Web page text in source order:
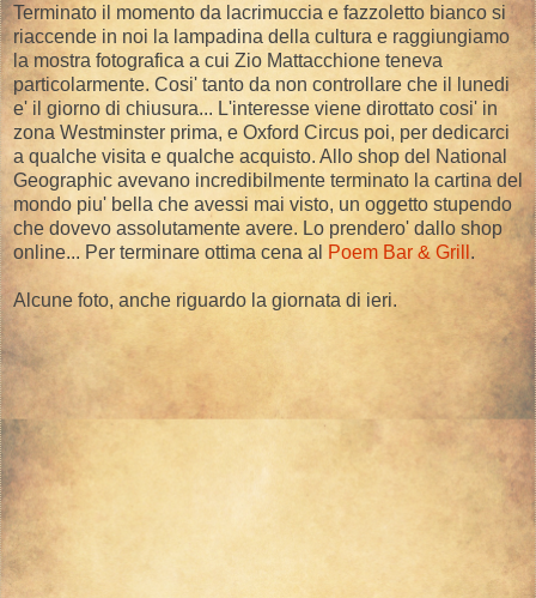
Terminato il momento da lacrimuccia e fazzoletto bianco si
riaccende in noi la lampadina della cultura e raggiungiamo
la mostra fotografica a cui Zio Mattacchione teneva
particolarmente. Cosi' tanto da non controllare che il lunedi
e' il giorno di chiusura... L'interesse viene dirottato cosi' in
zona Westminster prima, e Oxford Circus poi, per dedicarci
a qualche visita e qualche acquisto. Allo shop del National
Geographic avevano incredibilmente terminato la cartina del
mondo piu' bella che avessi mai visto, un oggetto stupendo
che dovevo assolutamente avere. Lo prendero' dallo shop
online... Per terminare ottima cena al
Poem Bar & Grill .
Alcune foto, anche riguardo la giornata di ieri.